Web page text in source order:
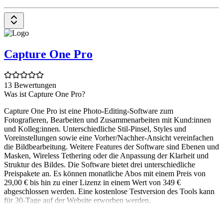
Capture One Pro
13 Bewertungen
Was ist Capture One Pro?
Capture One Pro ist eine Photo-Editing-Software zum
Fotografieren, Bearbeiten und Zusammenarbeiten mit Kund:innen
und Kolleg:innen. Unterschiedliche Stil-Pinsel, Styles und
Voreinstellungen sowie eine Vorher/Nachher-Ansicht vereinfachen
die Bildbearbeitung. Weitere Features der Software sind Ebenen und
Masken, Wireless Tethering oder die Anpassung der Klarheit und
Struktur des Bildes. Die Software bietet drei unterschiedliche
Preispakete an. Es können monatliche Abos mit einem Preis von
29,00 € bis hin zu einer Lizenz in einem Wert von 349 €
abgeschlossen werden. Eine kostenlose Testversion des Tools kann
für 30-Tage auf der Website erworben werden.